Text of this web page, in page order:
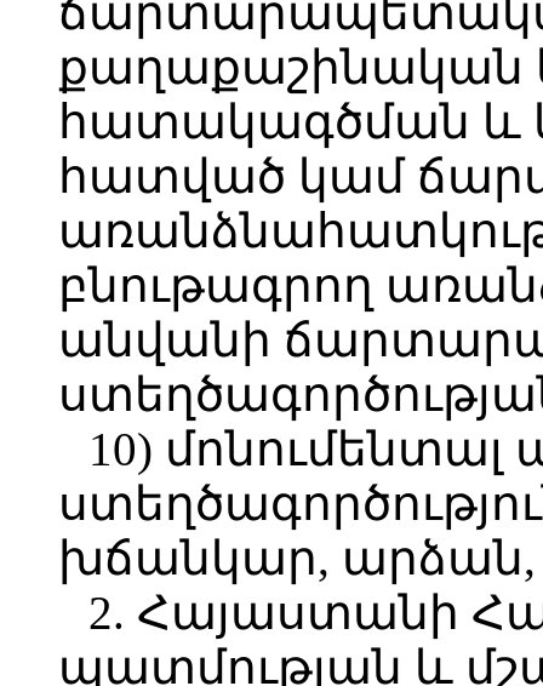
հատակագծման և
հատված կամ
բնութագրող
անվանի
10)
խճանկար, արձան,
2. Հայաստանի
պատմության և